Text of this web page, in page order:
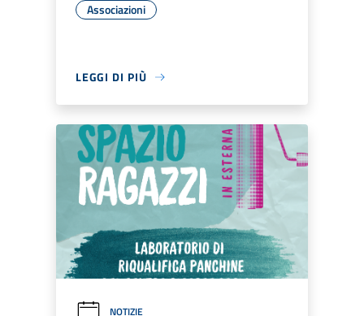
Associazioni
LEGGI DI PIÙ
NOTIZIE